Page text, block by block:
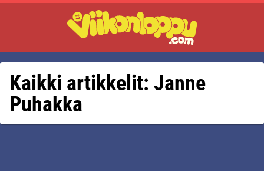
Kaikki artikkelit: Janne
Puhakka